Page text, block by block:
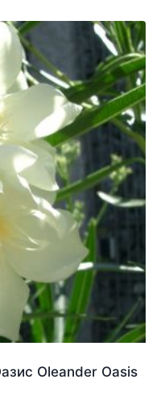
Oleander Oasis